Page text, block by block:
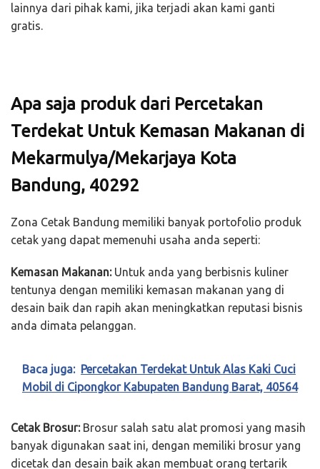
lainnya dari pihak kami, jika terjadi akan kami ganti
gratis.
Apa saja produk dari Percetakan
Terdekat Untuk Kemasan Makanan di
Mekarmulya/Mekarjaya Kota
Bandung, 40292
Zona Cetak Bandung memiliki banyak portofolio produk
cetak yang dapat memenuhi usaha anda seperti:
Kemasan Makanan:Untuk anda yang berbisnis kuliner
tentunya dengan memiliki kemasan makanan yang di
desain baik dan rapih akan meningkatkan reputasi bisnis
anda dimata pelanggan.
Baca juga: Percetakan Terdekat Untuk Alas Kaki Cuci
Mobil di Cipongkor Kabupaten Bandung Barat, 40564
Cetak Brosur:Brosur salah satu alat promosi yang masih
banyak digunakan saat ini, dengan memiliki brosur yang
dicetak dan desain baik akan membuat orang tertarik